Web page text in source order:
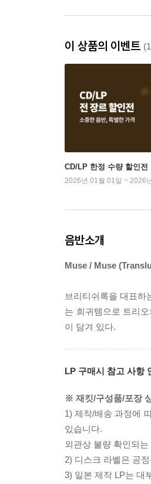
이 상품의 이벤트
CD/LP 한정 수량 할인전
2026년 01월 01일 ~ 2026
음반소개
Muse / Muse
브리티쉬록을 대표하
는 희귀템으로 트리오
이 담겨 있다.
LP 구매시 참고 사항
※ 재킷/구성품/포장
1) 제작/배송 과정에
있습니다.
외관상 불량 확인되
2) 디스크 라벨은 공
3) 일본 제작 LP는 대